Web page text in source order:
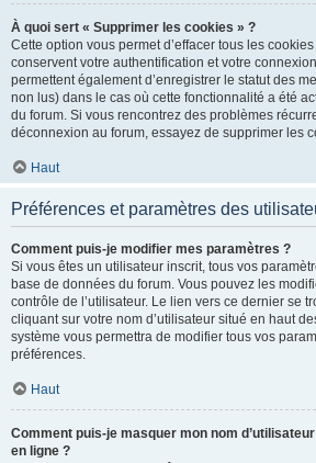
À quoi sert « Supprimer les cookies » ?
Cette option vous permet d’effacer tous les
conservent votre authentification et votre
permettent également d’enregistrer le statut des
non lus) dans le cas où cette fonctionnalité a été
du forum. Si vous rencontrez des problèmes
déconnexion au forum, essayez de supprimer les
Haut
Préférences et paramètres des
Comment puis-je modifier mes paramètres ?
Si vous êtes un utilisateur inscrit, tous vos
base de données du forum. Vous pouvez les
contrôle de l’utilisateur. Le lien vers ce dernier se
cliquant sur votre nom d’utilisateur situé en haut
système vous permettra de modifier tous vos
préférences.
Haut
Comment puis-je masquer mon nom
en ligne ?